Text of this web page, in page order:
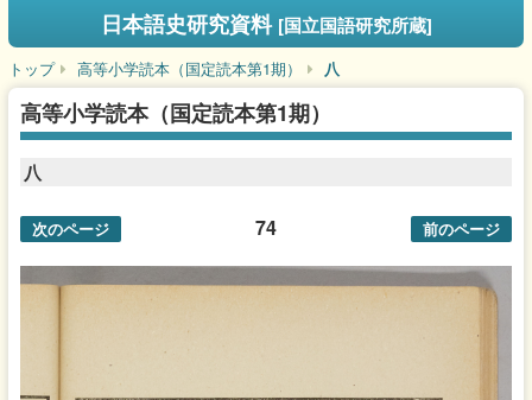
日本語史研究資料 [国立国語研究所蔵]
トップ 高等小学読本（国定読本第1期） 八
高等小学読本（国定読本第1期）
八
74
次のページ 前のページ